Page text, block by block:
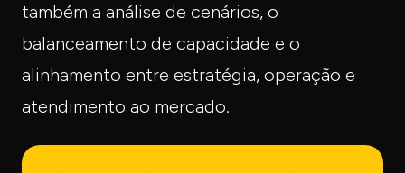
também a análise de cenários, o
balanceamento de capacidade e o
alinhamento entre estratégia, operação e
atendimento ao mercado.